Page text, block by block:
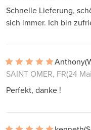
Schnelle Lieferung,
sich immer. Ich bin
Anthony
SAINT OMER, FR(24
Perfekt, danke !